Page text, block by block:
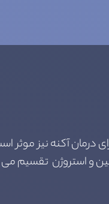
درمان آکنه نیز موثر